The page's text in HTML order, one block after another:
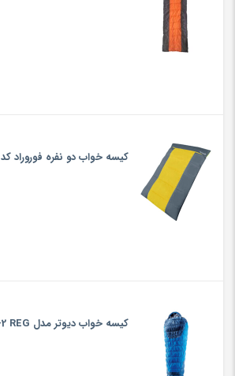
کیسه خواب دو نفره فوروراد کد PRO-FCLT3104
کیسه خواب دیوتر مدل EXOSPHERE +2 REG